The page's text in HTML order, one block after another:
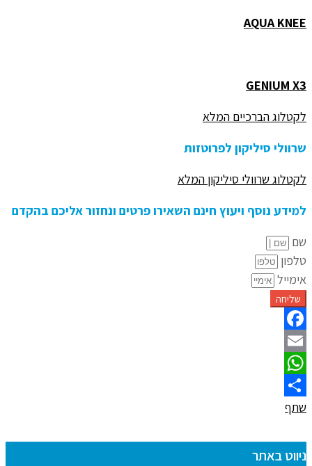
AQUA KNEE
GENIUM X3
לקטלוג הברכיים המלא
שרוולי סיליקון לפרוטזות
לקטלוג שרוולי סיליקון המלא
למידע נוסף ויעוץ חינם השאירו פרטים ונחזור אליכם בהקדם
שם
טלפון
אימייל
שליחה
Facebook
Email
WhatsApp
שתף
ניווט באתר